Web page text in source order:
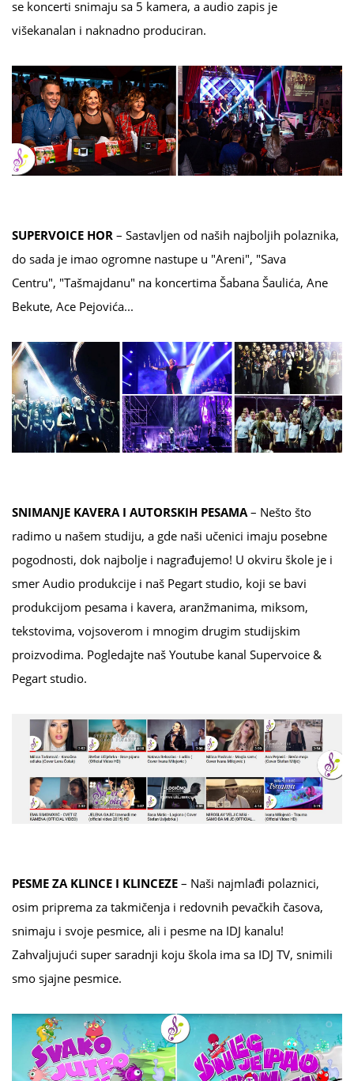
se koncerti snimaju sa 5 kamera, a audio zapis je
višekanalan i naknadno produciran.
SUPERVOICE HOR – Sastavljen od naših najboljih polaznika,
do sada je imao ogromne nastupe u "Areni", "Sava
Centru", "Tašmajdanu" na koncertima Šabana Šaulića, Ane
Bekute, Ace Pejovića...
SNIMANJE KAVERA I AUTORSKIH PESAMA – Nešto što
radimo u našem studiju, a gde naši učenici imaju posebne
pogodnosti, dok najbolje i nagrađujemo! U okviru škole je i
smer Audio produkcije i naš Pegart studio, koji se bavi
produkcijom pesama i kavera, aranžmanima, miksom,
tekstovima, vojsoverom i mnogim drugim studijskim
proizvodima. Pogledajte naš Youtube kanal Supervoice &
Pegart studio.
PESME ZA KLINCE I KLINCEZE – Naši najmlađi polaznici,
osim priprema za takmičenja i redovnih pevačkih časova,
snimaju i svoje pesmice, ali i pesme na IDJ kanalu!
Zahvaljujući super saradnji koju škola ima sa IDJ TV, snimili
smo sjajne pesmice.